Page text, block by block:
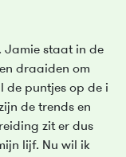
Jamie staat in de
draaiden om
de puntjes op de i
de trends en
zit er dus
lijf. Nu wil ik